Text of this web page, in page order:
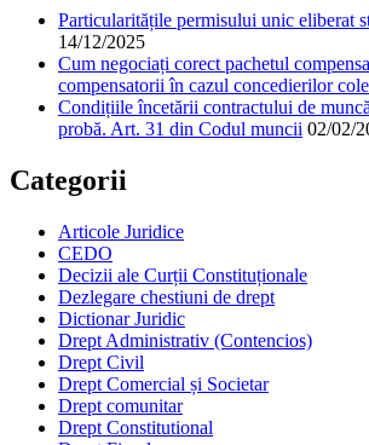
Particularitățile permisului unic eliberat
14/12/2025
Cum negociați corect pachetul
compensatorii în cazul concedierilor
Condițiile încetării contractului de
probă. Art. 31 din Codul muncii 02/02/
Categorii
Articole Juridice
CEDO
Decizii ale Curții Constituționale
Dezlegare chestiuni de drept
Dictionar Juridic
Drept Administrativ (Contencios)
Drept Civil
Drept Comercial și Societar
Drept comunitar
Drept Constitutional